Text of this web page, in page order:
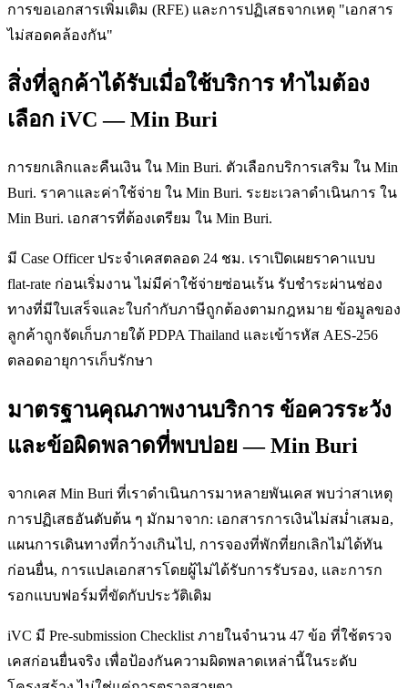
การขอเอกสารเพิ่มเติม (RFE) และการปฏิเสธจากเหตุ "เอกสาร
ไม่สอดคล้องกัน"
สิ่งที่ลูกค้าได้รับเมื่อใช้บริการ ทำไมต้อง
เลือก iVC — Min Buri
การยกเลิกและคืนเงิน ใน Min Buri. ตัวเลือกบริการเสริม ใน Min
Buri. ราคาและค่าใช้จ่าย ใน Min Buri. ระยะเวลาดำเนินการ ใน
Min Buri. เอกสารที่ต้องเตรียม ใน Min Buri.
มี Case Officer ประจำเคสตลอด 24 ชม. เราเปิดเผยราคาแบบ
flat-rate ก่อนเริ่มงาน ไม่มีค่าใช้จ่ายซ่อนเร้น รับชำระผ่านช่อง
ทางที่มีใบเสร็จและใบกำกับภาษีถูกต้องตามกฎหมาย ข้อมูลของ
ลูกค้าถูกจัดเก็บภายใต้ PDPA Thailand และเข้ารหัส AES-256
ตลอดอายุการเก็บรักษา
มาตรฐานคุณภาพงานบริการ ข้อควรระวัง
และข้อผิดพลาดที่พบบ่อย — Min Buri
จากเคส Min Buri ที่เราดำเนินการมาหลายพันเคส พบว่าสาเหตุ
การปฏิเสธอันดับต้น ๆ มักมาจาก: เอกสารการเงินไม่สม่ำเสมอ,
แผนการเดินทางที่กว้างเกินไป, การจองที่พักที่ยกเลิกไม่ได้ทัน
ก่อนยื่น, การแปลเอกสารโดยผู้ไม่ได้รับการรับรอง, และการก
รอกแบบฟอร์มที่ขัดกับประวัติเดิม
iVC มี Pre-submission Checklist ภายในจำนวน 47 ข้อ ที่ใช้ตรวจ
เคสก่อนยื่นจริง เพื่อป้องกันความผิดพลาดเหล่านี้ในระดับ